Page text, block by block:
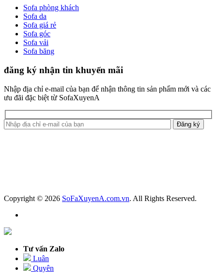
Sofa phòng khách
Sofa da
Sofa giá rẻ
Sofa góc
Sofa vải
Sofa băng
đăng ký nhận tin khuyến mãi
Nhập địa chỉ e-mail của bạn để nhận thông tin sản phẩm mới và các
ưu đãi đặc biệt từ SofaXuyenA
Copyright © 2026 SoFaXuyenA.com.vn. All Rights Reserved.
Tư vấn Zalo
Luân
Quyên